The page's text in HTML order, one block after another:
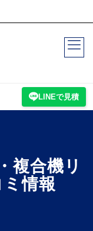
LINEで見積
複合機リ
情報